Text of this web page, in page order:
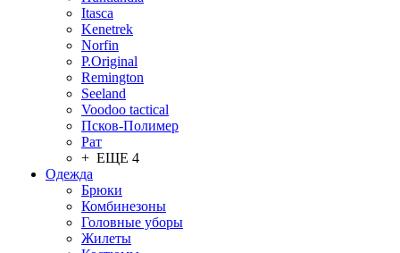
Itasca
Kenetrek
Norfin
P.Original
Remington
Seeland
Voodoo tactical
Псков-Полимер
Рат
+ ЕЩЕ 4
Одежда
Брюки
Комбинезоны
Головные уборы
Жилеты